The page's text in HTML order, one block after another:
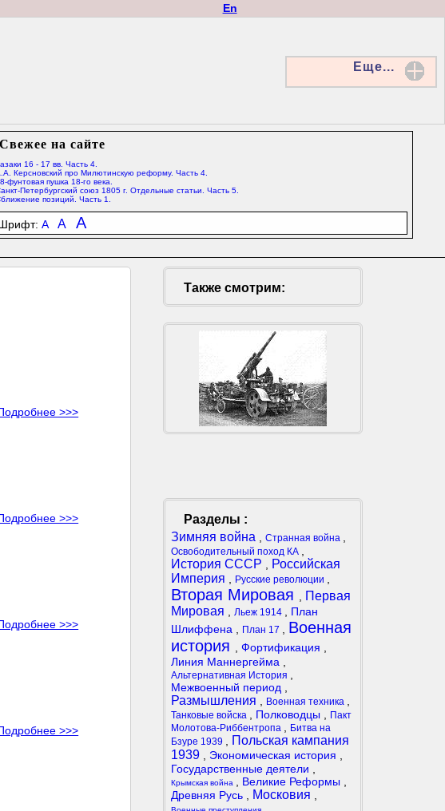
En
Еще...
Свежее на сайте
16 - 17 вв. Часть 4.
Керсновский про Милютинскую реформу. Часть 4.
фунтовая пушка 18-го века.
Петербургский союз 1805 г. Отдельные статьи. Часть 5.
позиций. Часть 1.
A A A
>>>
>>>
>>>
>>>
Также смотрим:
Разделы :
Зимняя война
Странная война
Освободительный поход КА
История СССР
Российская
Империя
Русские революции
Вторая Мировая
Первая
Мировая
Льеж 1914
План
Шлиффена
План 17
Военная
история
Фортификация
Линия Маннергейма
Альтернативная История
Межвоенный период
Размышления Военная техника
Танковые войска Полководцы
Пакт
Молотова-Риббентропа
Битва на
Бзуре 1939
Польская кампания
1939
Экономическая история
Государственные деятели
Крымская война Великие Реформы
Древняя Русь
Московия